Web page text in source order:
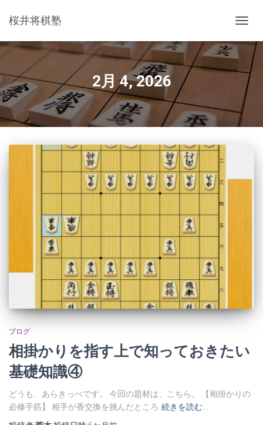
桜井将棋塾
ビ
シ
ョ
ン
を
切
2月 4, 2026
ブログ
相掛かりを指す上で知っておきたい
基礎知識④
どうも、あらきっぺです。 今回の題材は、こちら。 【相掛かりの
必修手筋】 相手が香交換を挑んだところ 続きを読む…